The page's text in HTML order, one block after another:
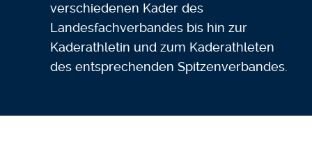
verschiedenen Kader des
Landesfachverbandes bis hin zur
Kaderathletin und zum Kaderathleten
des entsprechenden Spitzenverbandes.